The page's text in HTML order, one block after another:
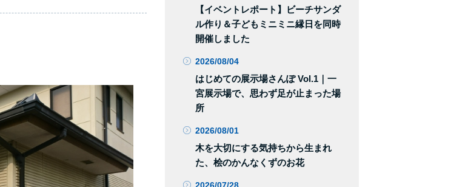
【イベントレポート】ビーチサンダ
ル作り＆子どもミニミニ縁日を同時
開催しました
2026/08/04
はじめての展示場さんぽ Vol.1｜一
宮展示場で、思わず足が止まった場
所
2026/08/01
木を大切にする気持ちから生まれ
た、桧のかんなくずのお花